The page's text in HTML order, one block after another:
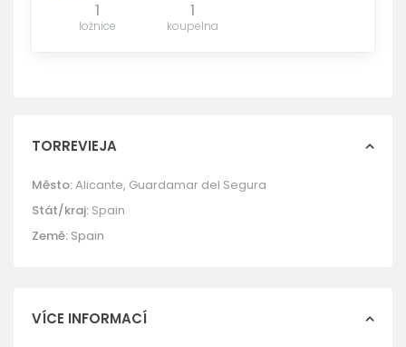
1
ložnice
1
koupelna
TORREVIEJA
Město:Alicante, Guardamar del Segura
Stát/kraj: Spain
Země: Spain
VÍCE INFORMACÍ